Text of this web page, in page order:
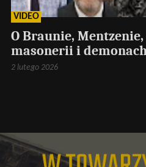
VIDEO
O Braunie,
masonerii i
2 lutego 2026